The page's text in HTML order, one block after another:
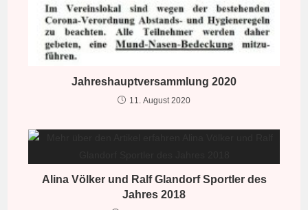
Jahreshauptversammlung 2020
11. August 2020
Alina Völker und Ralf Glandorf Sportler des
Jahres 2018